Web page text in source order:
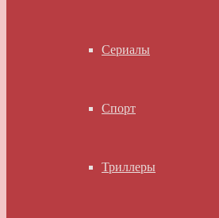
Сериалы
Спорт
Триллеры